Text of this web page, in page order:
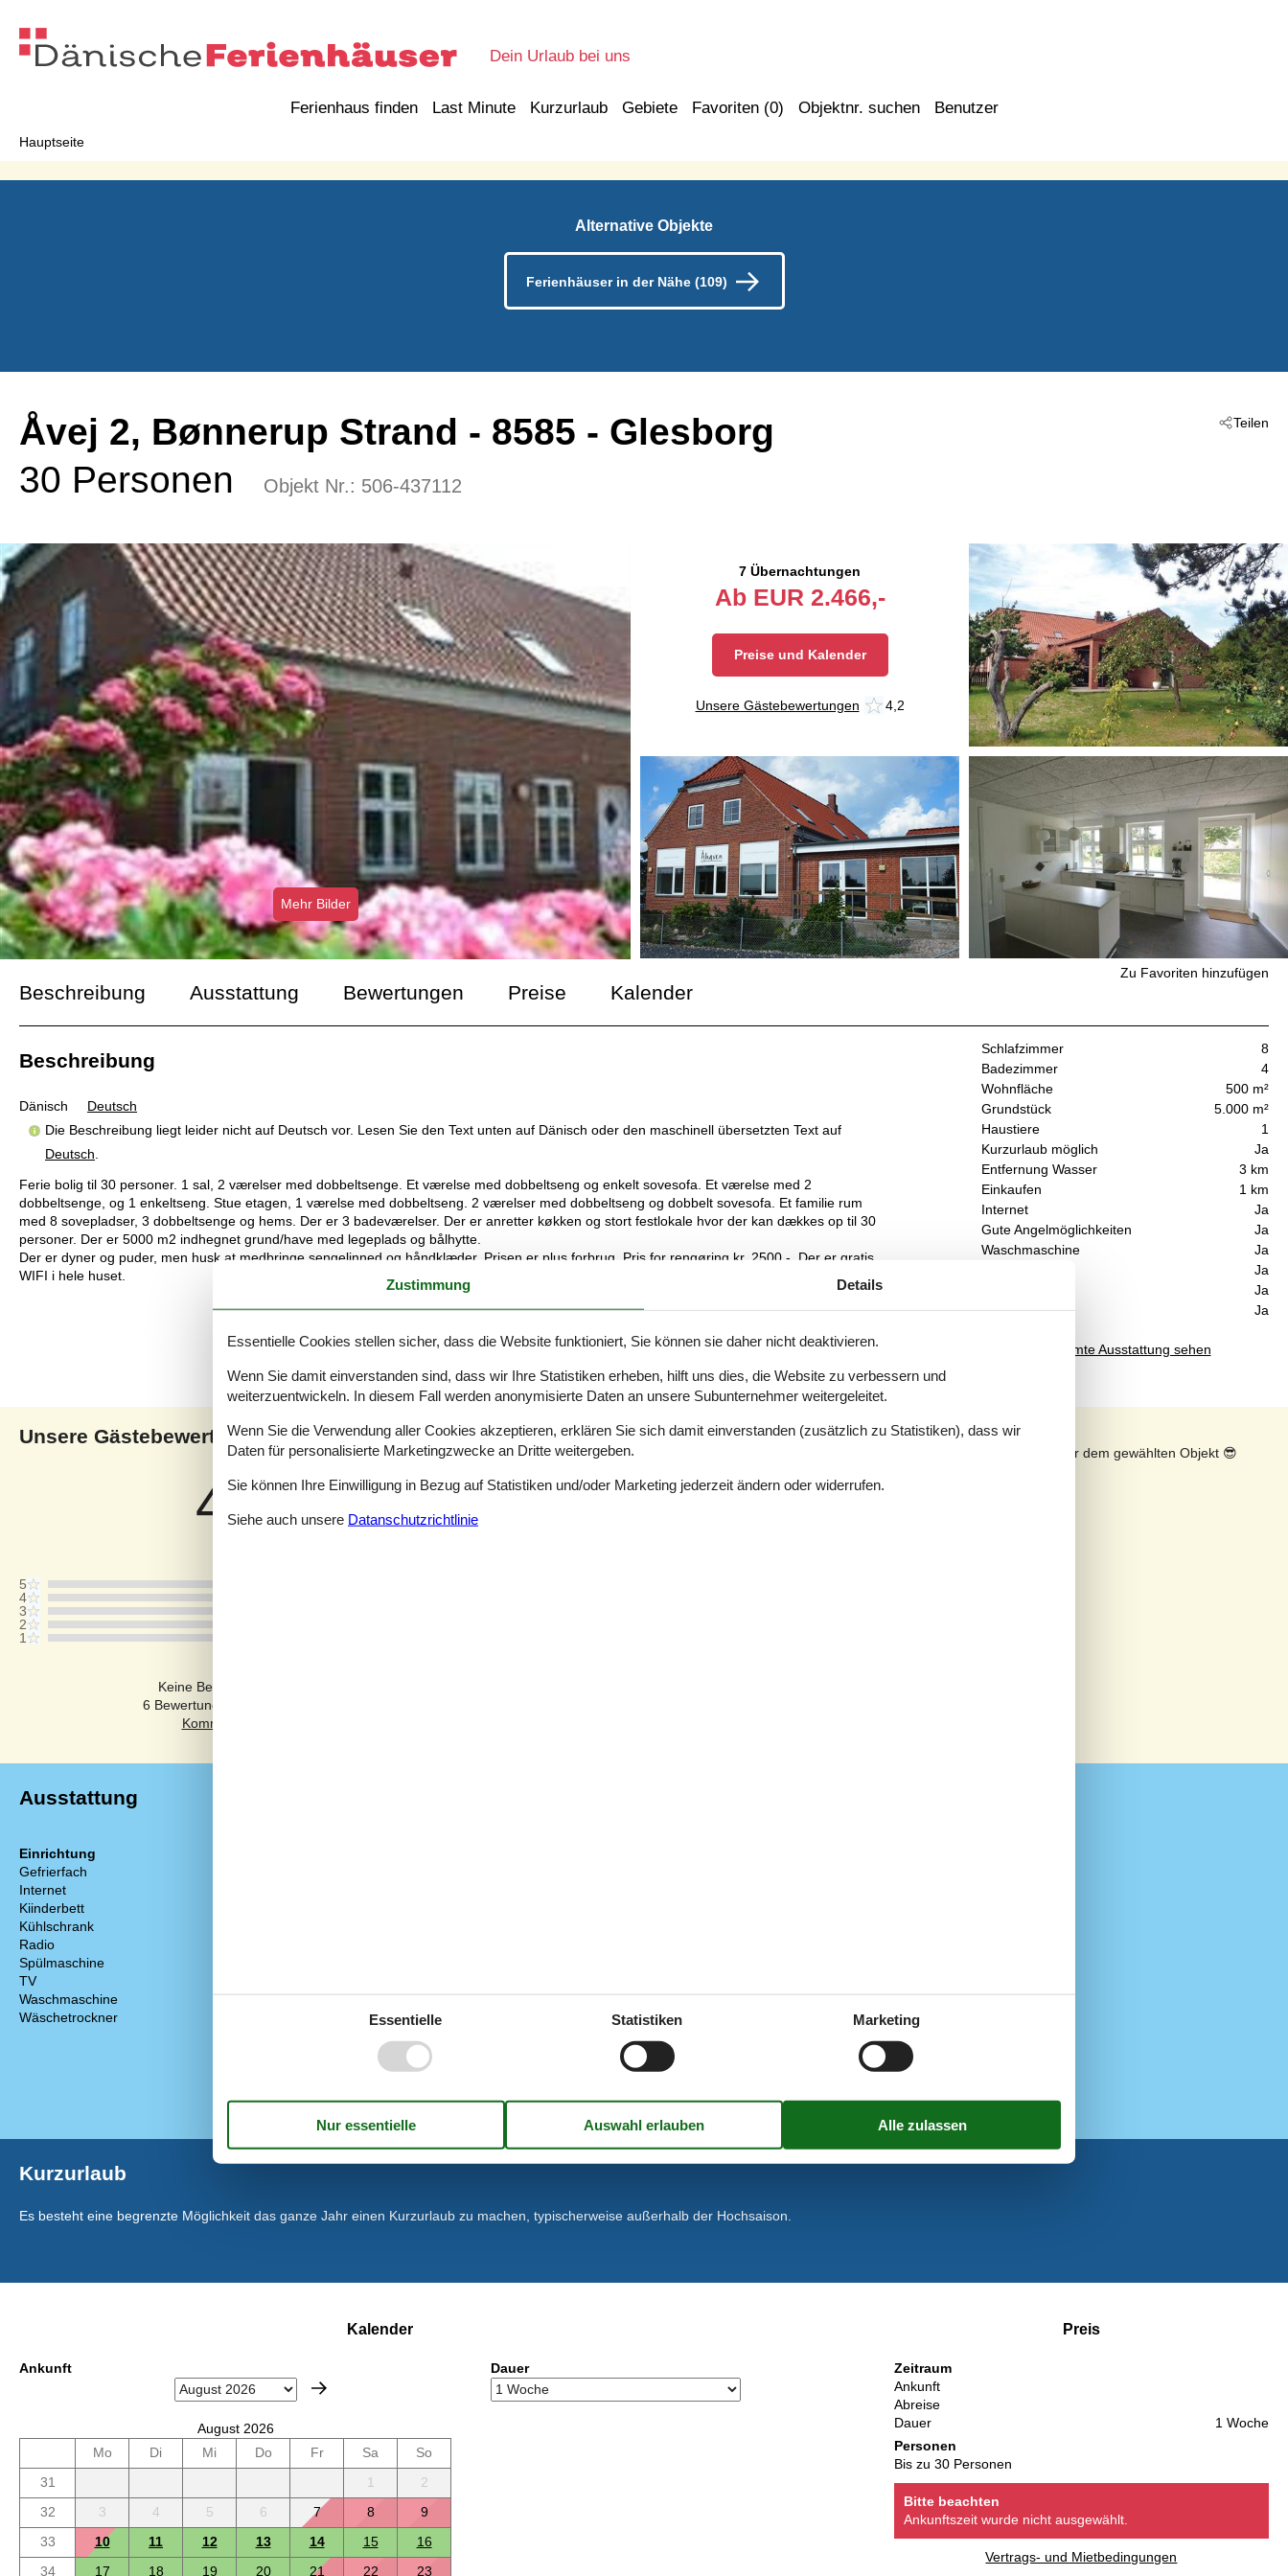
Dein Urlaub bei uns
Ferienhaus finden Last Minute Kurzurlaub Gebiete Favoriten (0) Objektnr. suchen Benutzer
Hauptseite
Alternative Objekte
Ferienhäuser in der Nähe (109)
Teilen
Åvej 2, Bønnerup Strand - 8585 - Glesborg
30 Personen
Objekt Nr.: 506-437112
Mehr Bilder
7 Übernachtungen
Ab EUR 2.466,-
Preise und Kalender
Unsere Gästebewertungen 4,2
Beschreibung Ausstattung Bewertungen Preise Kalender
Schlafzimmer
8
Badezimmer
4
Wohnfläche
500 m²
Grundstück
5.000 m²
Haustiere
1
Kurzurlaub möglich
Ja
Entfernung Wasser
3 km
Einkaufen
1 km
Internet
Ja
Gute Angelmöglichkeiten
Ja
Waschmaschine
Ja
Ja
Ja
Nichtraucher
Ja
Gesamte Ausstattung sehen
Zu Favoriten hinzufügen
Beschreibung
Dänisch
Deutsch
Die Beschreibung liegt leider nicht auf Deutsch vor. Lesen Sie den Text unten auf Dänisch oder den maschinell übersetzten Text auf
Deutsch.
Ferie bolig til 30 personer. 1 sal, 2 værelser med dobbeltsenge. Et værelse med dobbeltseng og enkelt sovesofa. Et værelse med 2
dobbeltsenge, og 1 enkeltseng. Stue etagen, 1 værelse med dobbeltseng. 2 værelser med dobbeltseng og dobbelt sovesofa. Et familie rum
med 8 sovepladser, 3 dobbeltsenge og hems. Der er 3 badeværelser. Der er anretter køkken og stort festlokale hvor der kan dækkes op til 30
personer. Der er 5000 m2 indhegnet grund/have med legeplads og bålhytte.
Der er dyner og puder, men husk at medbringe sengelinned og håndklæder. Prisen er plus forbrug. Pris for rengøring kr. 2500,-. Der er gratis
WIFI i hele huset.
Unsere Gästebewertungen Unsere Gästebewertungen 4,2
4,2 Bezogen auf19Bewertungen
5
4
3
2
1
Keine Bewertungen haben Kommentare auf Deutsch
6 Bewertungen haben Kommentare in anderen Sprachen.
Sonnenstand über dem gewählten Objekt 😎
Ausstattung
Einrichtung
Gefrierfach
Internet
Kiinderbett
Kühlschrank
Radio
Spülmaschine
TV
Waschmaschine
Wäschetrockner
Grundstück, m2
5000
Hund
Renoviert
Wohnfläche, m2
Kurzurlaub
Es besteht eine begrenzte Möglichkeit das ganze Jahr einen Kurzurlaub zu machen, typischerweise außerhalb der Hochsaison.
Kalender
Ankunft
August 2026
Mo
Di Mi Do Fr Sa
So
31
1
2
32
3 4 5 6 7 8
9
33
10 11 12 13 14 15
16
34
17 18 19 20 21 22
23
Dauer
Preis
Zeitraum
Ankunft
Abreise
Dauer
1 Woche
Personen
Bis zu 30 Personen
Bitte beachten
Ankunftszeit wurde nicht ausgewählt.
Vertrags- und Mietbedingungen
Zustimmung Details
Essentielle Cookies stellen sicher, dass die Website funktioniert, Sie können sie daher nicht deaktivieren.
Wenn Sie damit einverstanden sind, dass wir Ihre Statistiken erheben, hilft uns dies, die Website zu verbessern und
weiterzuentwickeln. In diesem Fall werden anonymisierte Daten an unsere Subunternehmer weitergeleitet.
Wenn Sie die Verwendung aller Cookies akzeptieren, erklären Sie sich damit einverstanden (zusätzlich zu Statistiken), dass wir
Daten für personalisierte Marketingzwecke an Dritte weitergeben.
Sie können Ihre Einwilligung in Bezug auf Statistiken und/oder Marketing jederzeit ändern oder widerrufen.
Siehe auch unsere Datanschutzrichtlinie
Essentielle Statistiken Marketing